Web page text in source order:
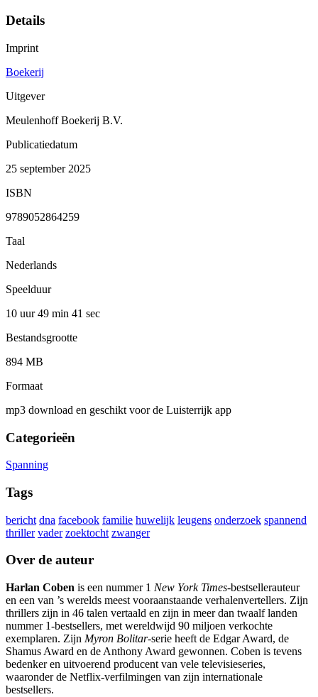
Details
Imprint
Boekerij
Uitgever
Meulenhoff Boekerij B.V.
Publicatiedatum
25 september 2025
ISBN
9789052864259
Taal
Nederlands
Speelduur
10 uur 49 min 41 sec
Bestandsgrootte
894 MB
Formaat
mp3 download en geschikt voor de Luisterrijk app
Categorieën
Spanning
Tags
bericht dna facebook familie huwelijk leugens onderzoek spannend
thriller vader zoektocht zwanger
Over de auteur
Harlan Coben is een nummer 1 New York Times-bestsellerauteur
en een van ’s werelds meest vooraanstaande verhalenvertellers. Zijn
thrillers zijn in 46 talen vertaald en zijn in meer dan twaalf landen
nummer 1-bestsellers, met wereldwijd 90 miljoen verkochte
exemplaren. Zijn Myron Bolitar-serie heeft de Edgar Award, de
Shamus Award en de Anthony Award gewonnen. Coben is tevens
bedenker en uitvoerend producent van vele televisieseries,
waaronder de Netflix-verfilmingen van zijn internationale
bestsellers.